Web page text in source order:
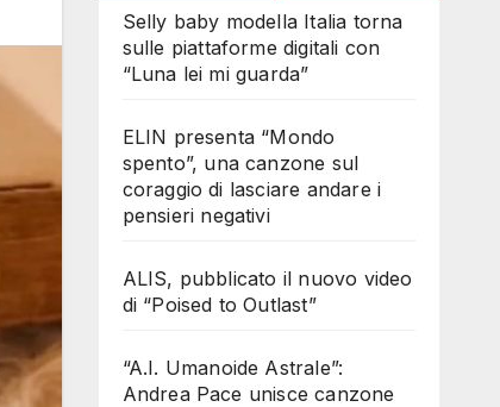
Selly baby modella Italia torna
sulle piattaforme digitali con
“Luna lei mi guarda”
ELIN presenta “Mondo
spento”, una canzone sul
coraggio di lasciare andare i
pensieri negativi
ALIS, pubblicato il nuovo video
di “Poised to Outlast”
“A.I. Umanoide Astrale”:
Andrea Pace unisce canzone